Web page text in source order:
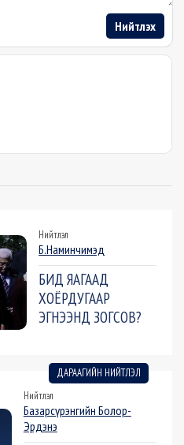
Нийтлэх
Нийтлэл
Б.Наминчимэд
БИД ЯАГААД
ХОЁРДУГААР
ЭГНЭЭНД ЗОГСОВ?
ДАРААГИЙН НИЙТЛЭЛ
Нийтлэл
Базарсүрэнгийн Болор-
Эрдэнэ